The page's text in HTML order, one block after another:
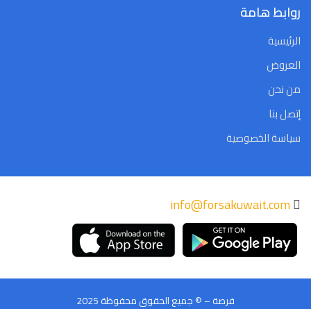
روابط هامة
الرئيسية
العروض
من نحن
إتصل بنا
سياسة الخصوصية
info@forsakuwait.com
فرصة – © جميع الحقوق محفوظة 2025